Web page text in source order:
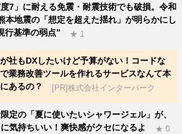
度7」に耐える免震・耐震技術でも破損。令和
本地震の「想定を超えた揺れ」が明らかにし
行基準の弱点”
★ 1
社もDXしたいけど予算がない！コードな
で業務改善ツールを作れるサービスなんて本
あるの？
[PR]株式会社インターパーク
定の「夏に使いたいシャワージェル」が、
気持ちいい！爽快感がクセになるよ
★ 0